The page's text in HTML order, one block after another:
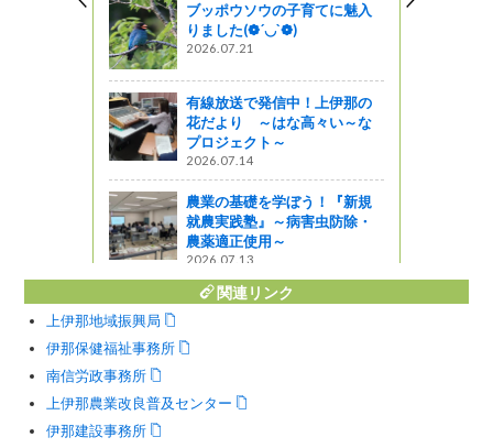
ブッポウソウの子育てに魅入
りました(❁´◡`❁)
2026.07.21
有線放送で発信中！上伊那の
花だより ～はな高々い～な
プロジェクト～
2026.07.14
農業の基礎を学ぼう！『新規
就農実践塾』～病害虫防除・
農薬適正使用～
2026.07.13
関連リンク
上伊那地域振興局
伊那保健福祉事務所
南信労政事務所
上伊那農業改良普及センター
伊那建設事務所